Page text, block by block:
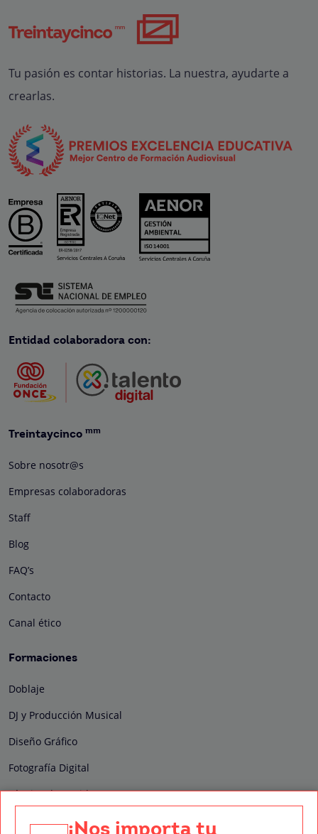
Tu pasión es contar historias. La nuestra, ayudarte a
crearlas.
Entidad colaboradora con:
Treintaycinco mm
Sobre nosotr@s
Empresas colaboradoras
Staff
Blog
FAQ’s
Contacto
Canal ético
Formaciones
Doblaje
DJ y Producción Musical
Diseño Gráfico
Fotografía Digital
Técnico de Sonido
Edición y Postproducción de Vídeo